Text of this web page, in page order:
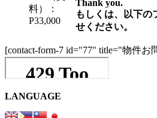
料）：
P33,000
Thank you.
もしくは、以下の
せください。
[contact-form-7 id="77" title="物件
LANGUAGE